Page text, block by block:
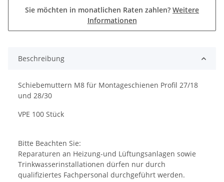
Sie möchten in monatlichen Raten zahlen? Weitere
Informationen
Beschreibung
Schiebemuttern M8 für Montageschienen Profil 27/18
und 28/30
VPE 100 Stück
Bitte Beachten Sie:
Reparaturen an Heizung-und Lüftungsanlagen sowie
Trinkwasserinstallationen dürfen nur durch
qualifiziertes Fachpersonal durchgeführt werden.